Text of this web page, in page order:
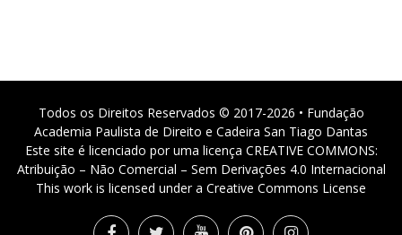
Todos os Direitos Reservados © 2017-2026 • Fundação
Academia Paulista de Direito e Cadeira San Tiago Dantas
Este site é licenciado por uma licença CREATIVE COMMONS:
Atribuição – Não Comercial – Sem Derivações 4.0 Internacional
This work is licensed under a Creative Commons License